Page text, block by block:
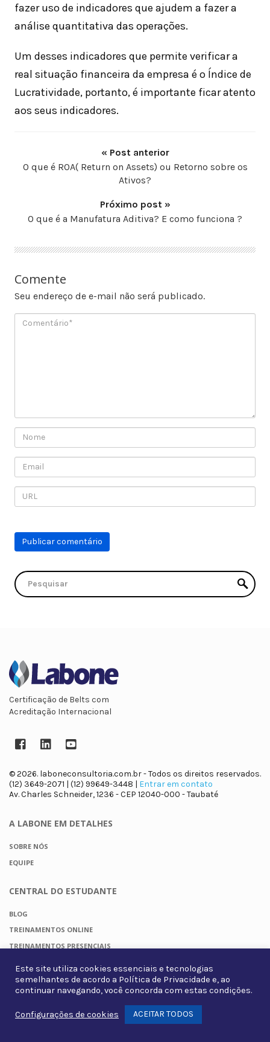
fazer uso de indicadores que ajudem a fazer a
análise quantitativa das operações.
Um desses indicadores que permite verificar a
real situação financeira da empresa é o Índice de
Lucratividade, portanto, é importante ficar atento
aos seus indicadores.
« Post anterior
O que é ROA( Return on Assets) ou Retorno sobre os
Ativos?
Próximo post »
O que é a Manufatura Aditiva? E como funciona ?
Comente
Seu endereço de e-mail não será publicado.
Certificação de Belts com
Acreditação Internacional
Facebook
LinkedInYouTube
© 2026. laboneconsultoria.com.br - Todos os direitos reservados.
(12) 3649-2071 | (12) 99649-3448 | Entrar em contato
Av. Charles Schneider, 1236 - CEP 12040-000 - Taubaté
A LABONE EM DETALHES
SOBRE NÓS
EQUIPE
CENTRAL DO ESTUDANTE
BLOG
TREINAMENTOS ONLINE
TREINAMENTOS PRESENCIAIS
EBOOKS E FERRAMENTAS
Este site utiliza cookies essenciais e tecnologias
semelhantes de acordo a Política de Privacidade e, ao
continuar navegando, você concorda com estas condições.
Configurações de cookies ACEITAR TODOS